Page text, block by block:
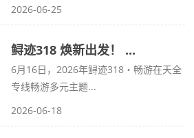
2026-06-25
鲟迹318 焕新出发！ ...
6月16日，2026年鲟迹318・畅游在天全
专线畅游多元主题...
2026-06-18